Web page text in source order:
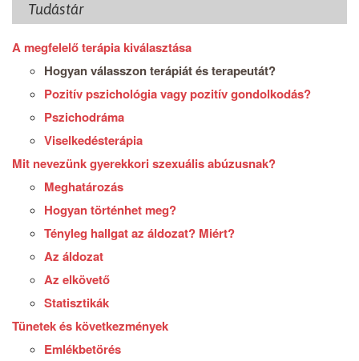
Tudástár
A megfelelő terápia kiválasztása
Hogyan válasszon terápiát és terapeutát?
Pozitív pszichológia vagy pozitív gondolkodás?
Pszichodráma
Viselkedésterápia
Mit nevezünk gyerekkori szexuális abúzusnak?
Meghatározás
Hogyan történhet meg?
Tényleg hallgat az áldozat? Miért?
Az áldozat
Az elkövető
Statisztikák
Tünetek és következmények
Emlékbetörés